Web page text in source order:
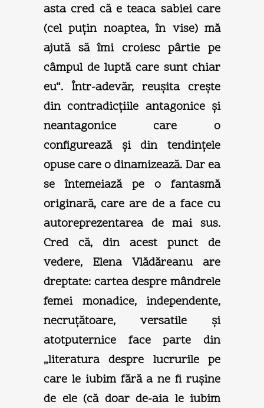
asta cred că e teaca sabiei care
(cel puţin noaptea, în vise) mă
ajută să îmi croiesc pârtie pe
câmpul de luptă care sunt chiar
eu“. Într-adevăr, reuşita creşte
din contradicţiile antagonice şi
neantagonice care o
configurează şi din tendinţele
opuse care o dinamizează. Dar ea
se întemeiază pe o fantasmă
originară, care are de a face cu
autoreprezentarea de mai sus.
Cred că, din acest punct de
vedere, Elena Vlădăreanu are
dreptate: cartea despre mândrele
femei monadice, independente,
necruţătoare, versatile şi
atotputernice face parte din
„literatura despre lucrurile pe
care le iubim fără a ne fi ruşine
de ele (că doar de-aia le iubim